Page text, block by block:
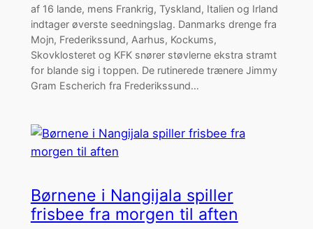
af 16 lande, mens Frankrig, Tyskland, Italien og Irland
indtager øverste seedningslag. Danmarks drenge fra
Mojn, Frederikssund, Aarhus, Kockums,
Skovklosteret og KFK snører støvlerne ekstra stramt
for blande sig i toppen. De rutinerede trænere Jimmy
Gram Escherich fra Frederikssund…
Børnene i Nangijala spiller
frisbee fra morgen til aften